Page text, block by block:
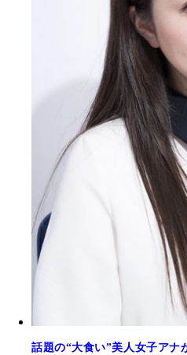
話題の“大食い”美人女子ア